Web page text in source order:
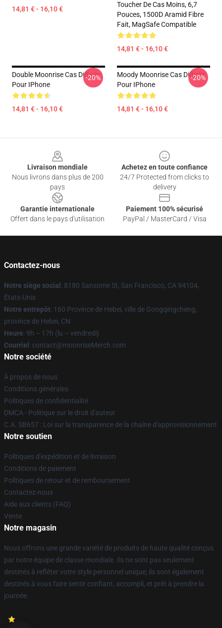
14,81 € - 16,10 €
Toucher De Cas Moins, 6,7
Pouces, 1500D Aramid Fibre
Fait, MagSafe Compatible
14,81 € - 16,10 €
Double Moonrise Cas Difficile
Pour IPhone
14,81 € - 16,10 €
-20%
Moody Moonrise Cas Difficile
Pour IPhone
14,81 € - 16,10 €
-20%
Livraison mondiale
Nous livrons dans plus de 200
pays
Achetez en toute confiance
24/7 Protected from clicks to
delivery
Garantie internationale
Offert dans le pays d'utilisation
Paiement 100% sécurisé
PayPal / MasterCard / Visa
Contactez-nous
Notre siège social : 8180 Sansome St, San Francisco, CA 94104,
États-Unis
Notre entrepôt: 160 Province de Hebei, ville de Gongqingcheng,
province de Hebei, CN
Heure: 9h – 17h (lu – vendredi)
Courriel : contact@moonriseMerch.com
Notre société
À propos de nous
Conditions générales
Politiques de confidentialité
DMCA - Politique sur le droit d'auteur
C.A. SB657 : Loi sur la transparence de la chaîne d'approvisionnement
Notre soutien
Politiques d'expédition et de livraison
Conditions de paiement
Politiques de retour et de remboursement
Contactez-nous
Aide aux clients (FAQ)
Vente
Notre magasin
Nous offrons une grande variété de produits de haute qualité conçus
par notre équipe de classe mondiale. Ils ne sont pas seulement
destinés à refléter votre style personnel unique; ils sont également
destinés à vous faire sentir confiant, accompli, et prêt à prendre la
journée.